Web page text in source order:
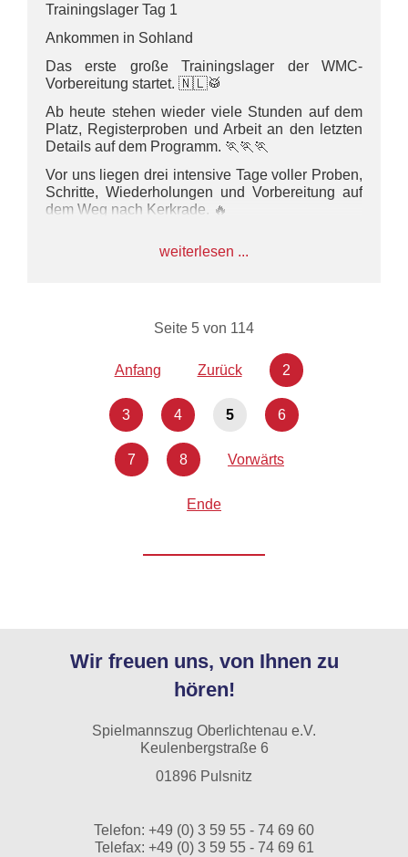
Trainingslager Tag 1
Ankommen in Sohland
Das erste große Trainingslager der WMC-
Vorbereitung startet. 🇳🇱🥁
Ab heute stehen wieder viele Stunden auf dem
Platz, Registerproben und Arbeit an den letzten
Details auf dem Programm. 🏃🏃🏃
Vor uns liegen drei intensive Tage voller Proben,
Schritte, Wiederholungen und Vorbereitung auf
dem Weg nach Kerkrade. 🔥
#WorldMusicContest #SZO
weiterlesen ...
Seite 5 von 114
Anfang Zurück 2
3 4 5 6
7 8 Vorwärts
Ende
Wir freuen uns, von Ihnen zu
hören!
Spielmannszug Oberlichtenau e.V.
Keulenbergstraße 6
01896 Pulsnitz
Telefon: +49 (0) 3 59 55 - 74 69 60
Telefax: +49 (0) 3 59 55 - 74 69 61